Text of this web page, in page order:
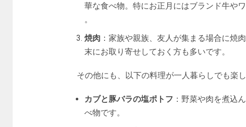
華な食べ物。特にお正月にはブランド牛や
。
焼肉 ：家族や親族、友人が集まる場合に焼
末にお取り寄せしておく方も多いです​​。
その他にも、以下の料理が一人暮らしでも楽
カブと豚バラの塩ポトフ ：野菜や肉を煮込
べ物です​​。